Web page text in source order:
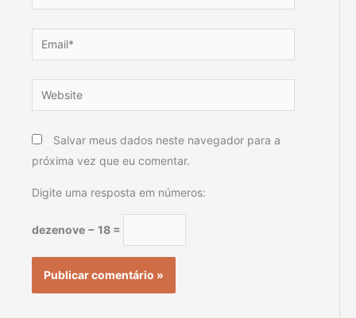
Email*
Website
Salvar meus dados neste navegador para a
próxima vez que eu comentar.
Digite uma resposta em números:
dezenove − 18 =